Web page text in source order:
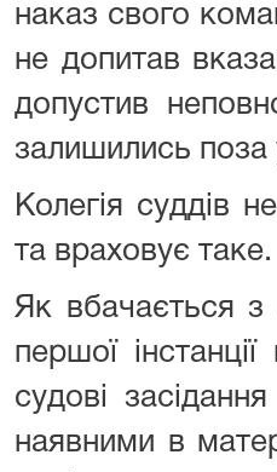
наказ свого
не допитав
допустив
залишились поза
Колегія суддів
та враховує таке.
Як вбачається з
першої
судові
наявними в